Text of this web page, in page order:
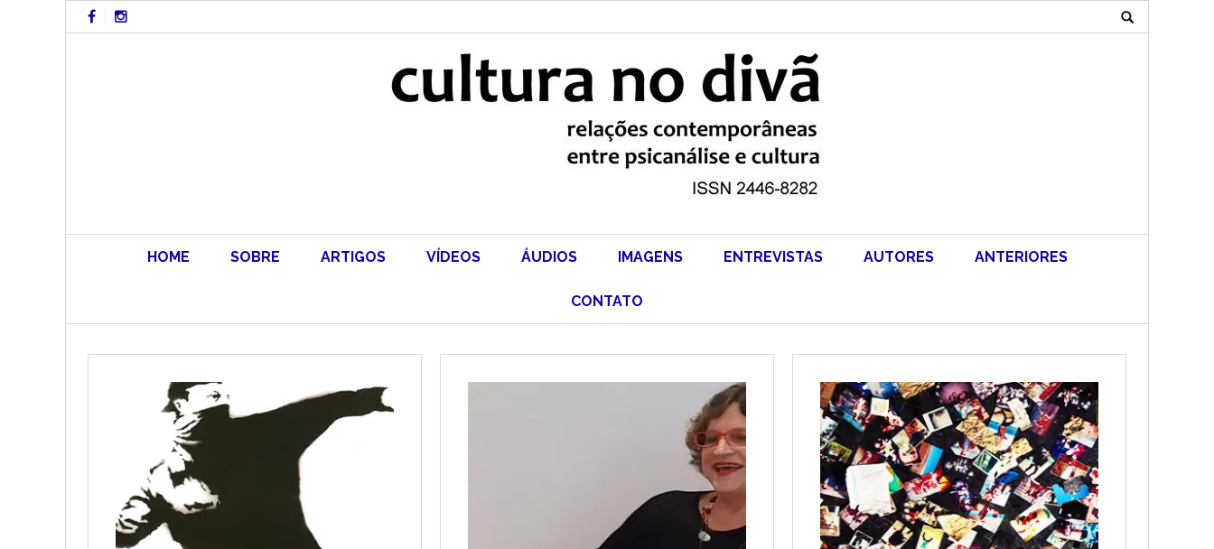
Skip
to
Search
for:
HOME SOBRE ARTIGOS VÍDEOS ÁUDIOS IMAGENS ENTREVISTAS AUTORES ANTERIORES
CONTATO